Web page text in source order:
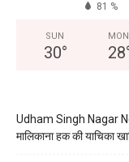
81 %
SUN
30°
MON
28
Udham Singh Nagar
मालिकाना हक की याचिका